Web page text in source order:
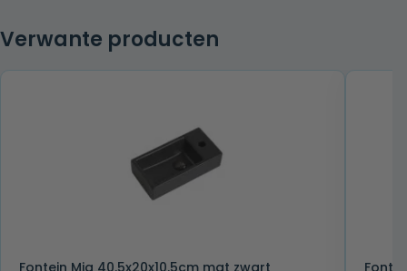
Verwante producten